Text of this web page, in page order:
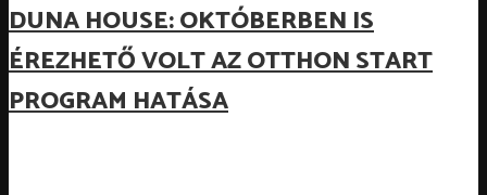
DUNA HOUSE: OKTÓBERBEN IS
ÉREZHETŐ VOLT AZ OTTHON START
PROGRAM HATÁSA